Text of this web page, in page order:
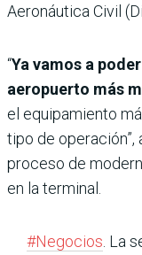
Aeronáutica Civil
“Ya vamos a
aeropuerto más
el equipamiento
tipo de
proceso de
en la terminal.
#Negocios . La